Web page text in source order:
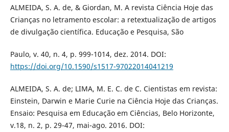
ALMEIDA, S. A. de, & Giordan, M. A revista Ciência Hoje das
Crianças no letramento escolar: a retextualização de artigos
de divulgação científica. Educação e Pesquisa, São
Paulo, v. 40, n. 4, p. 999-1014, dez. 2014. DOI:
https://doi.org/10.1590/s1517-97022014041219
ALMEIDA, S. A. de; LIMA, M. E. C. de C. Cientistas em revista:
Einstein, Darwin e Marie Curie na Ciência Hoje das Crianças.
Ensaio: Pesquisa em Educação em Ciências, Belo Horizonte,
v.18, n. 2, p. 29-47, mai-ago. 2016. DOI: